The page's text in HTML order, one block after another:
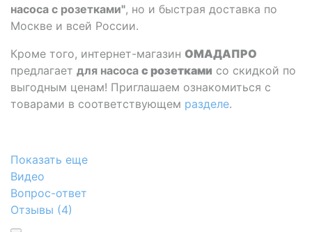
насоса с розетками", но и быстрая доставка по
Москве и всей России.
Кроме того, интернет-магазин ОМАДАПРО
предлагает для насоса с розетками со скидкой по
выгодным ценам! Приглашаем ознакомиться с
товарами в соответствующем разделе.
Показать еще
Видео
Вопрос-ответ
Отзывы (4)